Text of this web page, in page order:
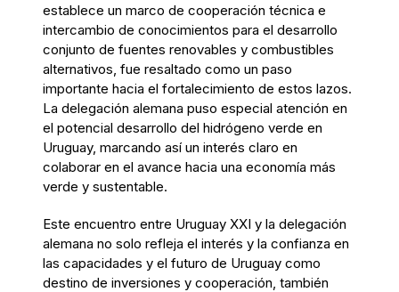
establece un marco de cooperación técnica e
intercambio de conocimientos para el desarrollo
conjunto de fuentes renovables y combustibles
alternativos, fue resaltado como un paso
importante hacia el fortalecimiento de estos lazos.
La delegación alemana puso especial atención en
el potencial desarrollo del hidrógeno verde en
Uruguay, marcando así un interés claro en
colaborar en el avance hacia una economía más
verde y sustentable.
Este encuentro entre Uruguay XXI y la delegación
alemana no solo refleja el interés y la confianza en
las capacidades y el futuro de Uruguay como
destino de inversiones y cooperación, también